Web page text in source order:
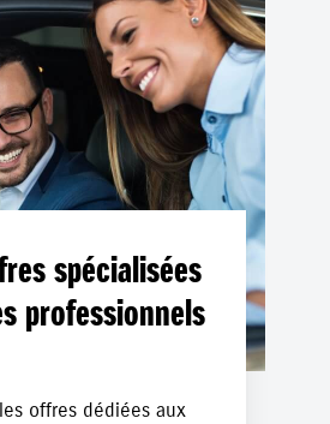
spécialisées
professionnels
offres dédiées aux